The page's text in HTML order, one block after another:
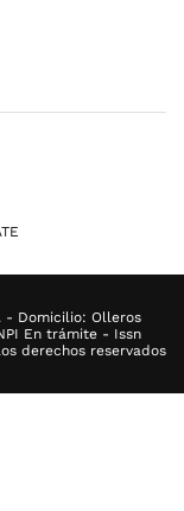
- Domicilio: Olleros
En trámite - Issn
derechos reservados